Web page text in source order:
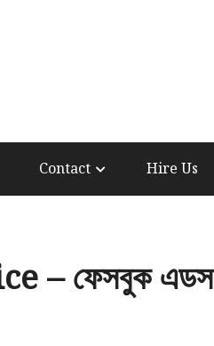
Contact Hire Us
– ফেসবুক এডস